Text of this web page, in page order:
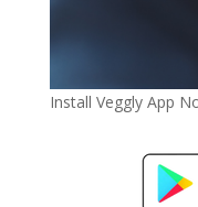
Install Veggly App